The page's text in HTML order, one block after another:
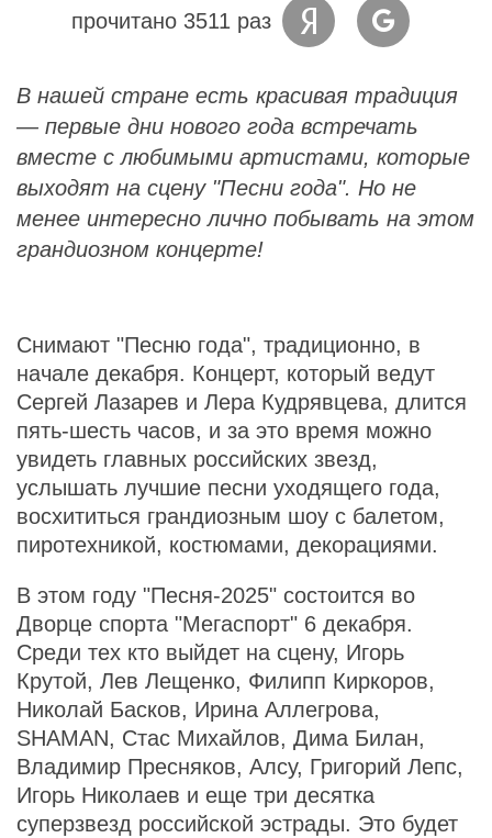
прочитано 3511 раз
В нашей стране есть красивая традиция
— первые дни нового года встречать
вместе с любимыми артистами, которые
выходят на сцену "Песни года". Но не
менее интересно лично побывать на этом
грандиозном концерте!
Снимают "Песню года", традиционно, в
начале декабря. Концерт, который ведут
Сергей Лазарев и Лера Кудрявцева, длится
пять-шесть часов, и за это время можно
увидеть главных российских звезд,
услышать лучшие песни уходящего года,
восхититься грандиозным шоу с балетом,
пиротехникой, костюмами, декорациями.
В этом году "Песня-2025" состоится во
Дворце спорта "Мегаспорт" 6 декабря.
Среди тех кто выйдет на сцену, Игорь
Крутой, Лев Лещенко, Филипп Киркоров,
Николай Басков, Ирина Аллегрова,
SHAMAN, Стас Михайлов, Дима Билан,
Владимир Пресняков, Алсу, Григорий Лепс,
Игорь Николаев и еще три десятка
суперзвезд российской эстрады. Это будет